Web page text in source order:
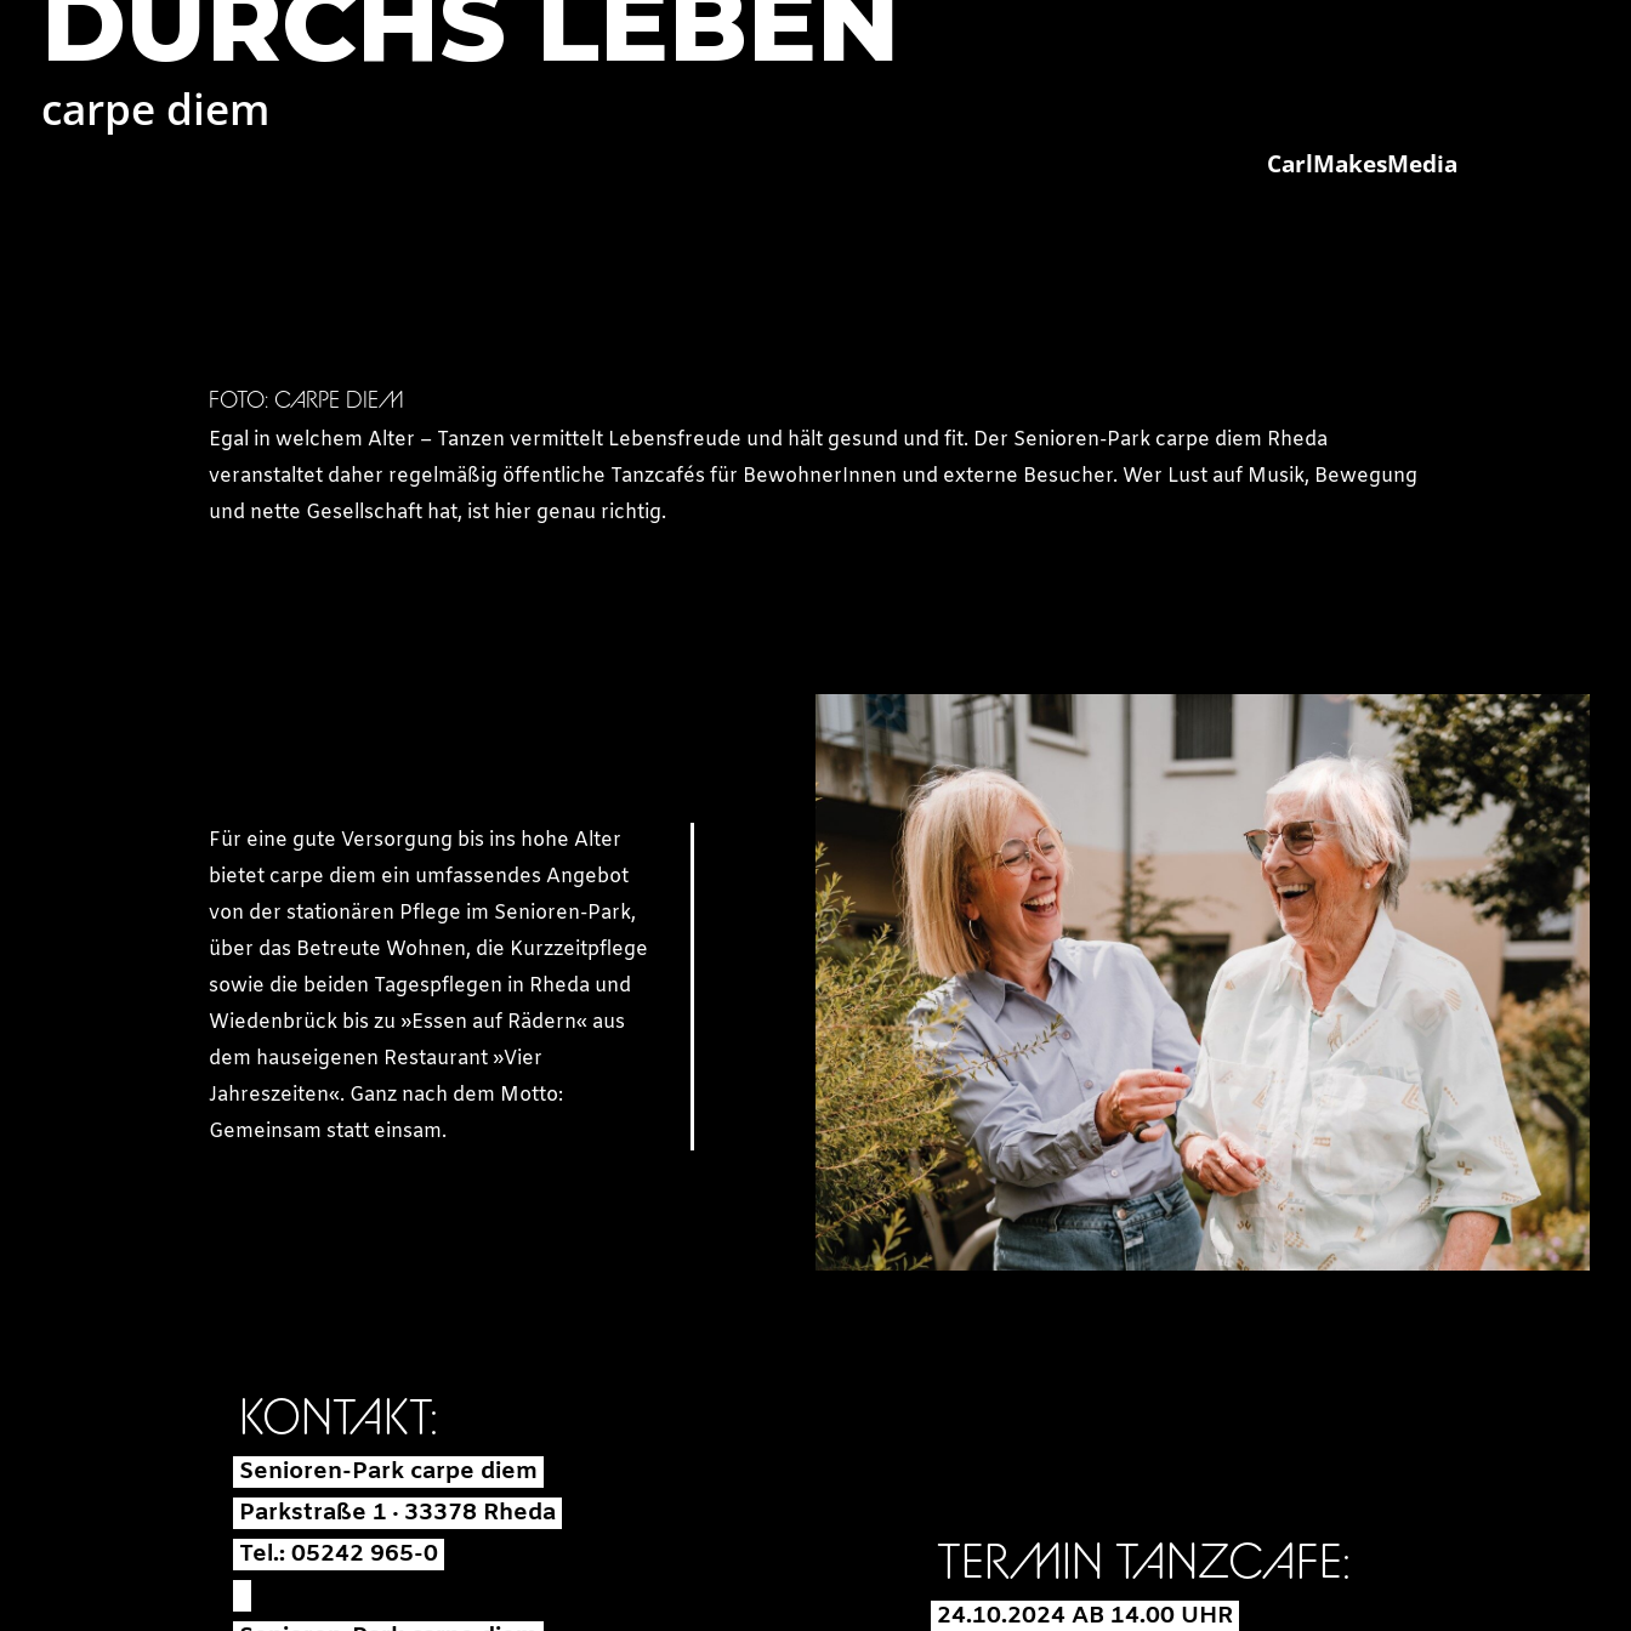
carpe diem
CarlMakesMedia
FOTO: CARPE DIEM
Egal in welchem Alter – Tanzen vermittelt Lebensfreude und hält gesund und fit. Der Senioren-Park carpe diem Rheda
veranstaltet daher regelmäßig öffentliche Tanzcafés für BewohnerInnen und externe Besucher. Wer Lust auf Musik, Bewegung
und nette Gesellschaft hat, ist hier genau richtig.
Für eine gute Versorgung bis ins hohe Alter
bietet carpe diem ein umfassendes Angebot
von der stationären Pflege im Senioren-Park,
über das Betreute Wohnen, die Kurzzeitpflege
sowie die beiden Tagespflegen in Rheda und
Wiedenbrück bis zu »Essen auf Rädern« aus
dem hauseigenen Restaurant »Vier
Jahreszeiten«. Ganz nach dem Motto:
Gemeinsam statt einsam.
KONTAKT:
Senioren-Park carpe diem
Parkstraße 1 · 33378 Rheda
Tel.: 05242 965-0
TERMIN TANZCAFE:
24.10.2024 AB 14.00 UHR